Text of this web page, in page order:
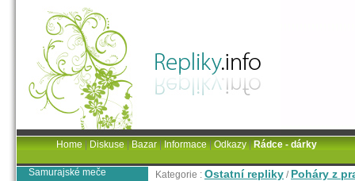
Kategorie : Ostatní repliky / Poháry z
Samurajské meče
Home|Diskuse|Bazar|Informace|Odkazy|Rádce - dárky